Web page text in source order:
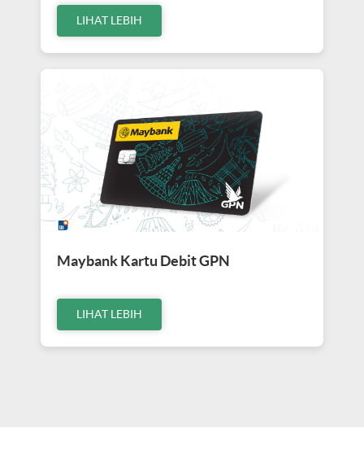
LIHAT LEBIH
Maybank Kartu Debit GPN
LIHAT LEBIH